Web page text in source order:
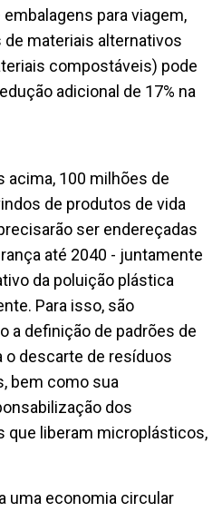
para viagem,
materiais alternativos
compostáveis) pode
adicional de 17% na
acima, 100 milhões de
de produtos de vida
ser endereçadas
até 2040 - juntamente
da poluição plástica
Para isso, são
a definição de padrões de
o descarte de resíduos
bem como sua
dos
que liberam microplásticos,
uma economia circular